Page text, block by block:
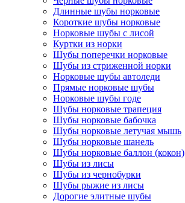
Длинные шубы норковые
Короткие шубы норковые
Норковые шубы с лисой
Куртки из норки
Шубы поперечки норковые
Шубы из стриженной норки
Норковые шубы автоледи
Прямые норковые шубы
Норковые шубы годе
Шубы норковые трапеция
Шубы норковые бабочка
Шубы норковые летучая мышь
Шубы норковые шанель
Шубы норковые баллон (кокон)
Шубы из лисы
Шубы из чернобурки
Шубы рыжие из лисы
Дорогие элитные шубы